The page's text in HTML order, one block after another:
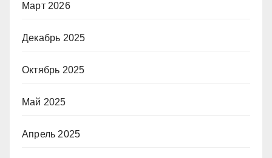
Март 2026
Декабрь 2025
Октябрь 2025
Май 2025
Апрель 2025